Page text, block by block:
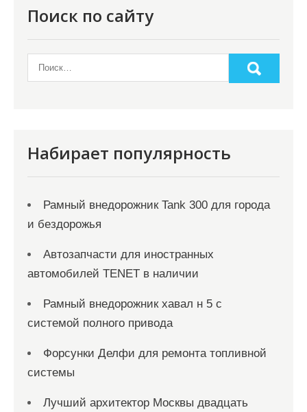
Поиск по сайту
Набирает популярность
Рамный внедорожник Tank 300 для города
и бездорожья
Автозапчасти для иностранных
автомобилей TENET в наличии
Рамный внедорожник хавал н 5 с
системой полного привода
Форсунки Делфи для ремонта топливной
системы
Лучший архитектор Москвы двадцать